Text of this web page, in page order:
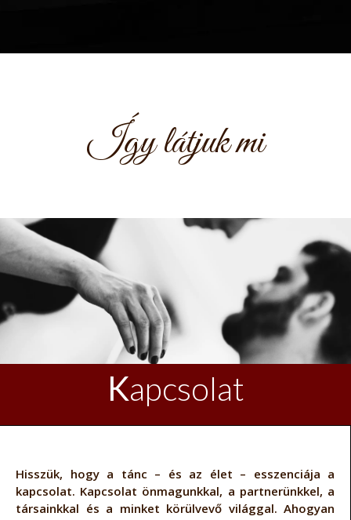
Így látjuk mi
Kapcsolat
Hisszük, hogy a tánc – és az élet – esszenciája a
kapcsolat. Kapcsolat önmagunkkal, a partnerünkkel, a
társainkkal és a minket körülvevő világgal. Ahogyan